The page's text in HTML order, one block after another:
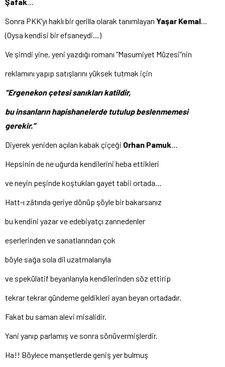
Sonra PKK’yı haklı bir gerilla olarak tanımlayan Yaşar Kemal…
(Oysa kendisi bir efsaneydi…)
Ve şimdi yine, yeni yazdığı romanı “Masumiyet Müzesi”nin
reklamını yapıp satışlarını yüksek tutmak için
“Ergenekon çetesi sanıkları katildir,
bu insanların hapishanelerde tutulup beslenmemesi
gerekir.”
Diyerek yeniden açılan kabak çiçeği Orhan Pamuk…
Hepsinin de ne uğurda kendilerini heba ettikleri
ve neyin peşinde koştukları gayet tabii ortada…
Hatt-ı zâtında geriye dönüp şöyle bir bakarsanız
bu kendini yazar ve edebiyatçı zannedenler
eserlerinden ve sanatlarından çok
böyle sağa sola dil uzatmalarıyla
ve spekülatif beyanlarıyla kendilerinden söz ettirip
tekrar tekrar gündeme geldikleri ayan beyan ortadadır.
Fakat bu saman alevi misalidir.
Yani yanıp parlamış ve sonra sönüvermişlerdir.
Ha!! Böylece manşetlerde geniş yer bulmuş